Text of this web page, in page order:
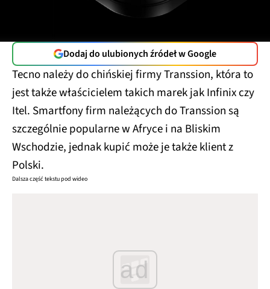
Dodaj do ulubionych źródeł w Google
Tecno należy do chińskiej firmy Transsion, która to
jest także właścicielem takich marek jak Infinix czy
Itel. Smartfony firm należących do Transsion są
szczególnie popularne w Afryce i na Bliskim
Wschodzie, jednak kupić może je także klient z
Polski.
Dalsza część tekstu pod wideo
ad